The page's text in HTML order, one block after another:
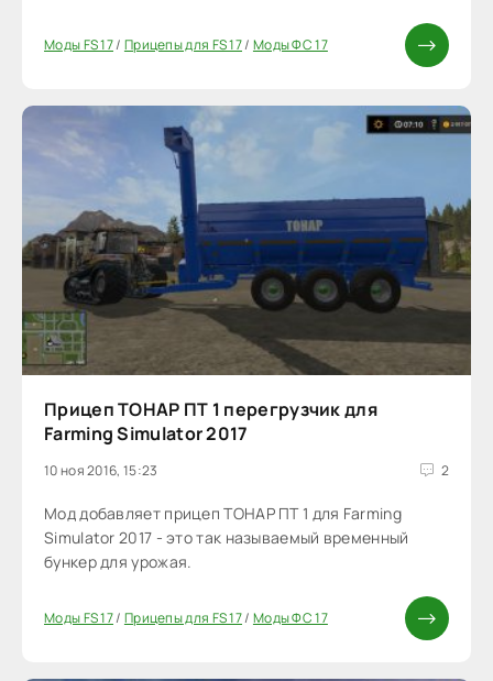
Моды FS 17/ Прицепы для FS 17/ Моды ФС 17
Прицеп ТОНАР ПТ 1 перегрузчик для
Farming Simulator 2017
10 ноя 2016, 15:23 2
Мод добавляет прицеп ТОНАР ПТ 1 для Farming
Simulator 2017 - это так называемый временный
бункер для урожая.
Моды FS 17/ Прицепы для FS 17/ Моды ФС 17